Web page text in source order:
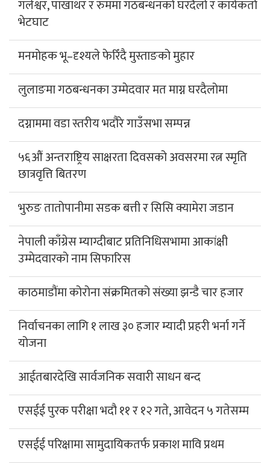
गलेश्वर, पाखाथर र रुममा गठबन्धनको घरदैलो र कार्यकर्ता
भेटघाट
मनमोहक भू–दृश्यले फेरिँदै मुस्ताङको मुहार
लुलाङमा गठबन्धनका उम्मेदवार मत माग्न घरदैलोमा
दग्नाममा वडा स्तरीय भदौरे गाउँसभा सम्पन्न
५६औं अन्तराष्ट्रिय साक्षरता दिवसको अवसरमा रत्न स्मृति
छात्रवृत्ति बितरण
भुरुङ तातोपानीमा सडक बत्ती र सिसि क्यामेरा जडान
नेपाली काँग्रेस म्याग्दीबाट प्रतिनिधिसभामा आकांक्षी
उम्मेदवारको नाम सिफारिस
काठमाडौंमा कोरोना संक्रमितको संख्या झन्डै चार हजार
निर्वाचनका लागि १ लाख ३० हजार म्यादी प्रहरी भर्ना गर्ने
योजना
आईतबारदेखि सार्वजनिक सवारी साधन बन्द
एसईई पुरक परीक्षा भदौ ११ र १२ गते, आवेदन ५ गतेसम्म
एसईई परिक्षामा सामुदायिकतर्फ प्रकाश मावि प्रथम